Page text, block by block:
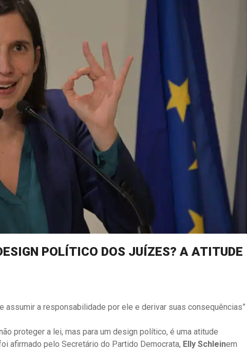
POLÍTICO DOS JUÍZES? A ATITUDE
assumir a responsabilidade por ele e derivar suas consequências”
proteger a lei, mas para um design político, é uma atitude
afirmado pelo Secretário do Partido Democrata, Elly Schleinem